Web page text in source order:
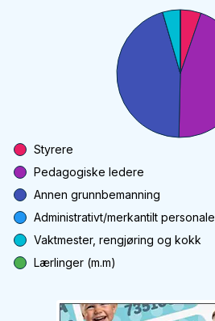
Styrere
Pedagogiske ledere
Annen grunnbemanning
Administrativt/merkantilt personale
Vaktmester, rengjøring og kokk
Lærlinger (m.m)